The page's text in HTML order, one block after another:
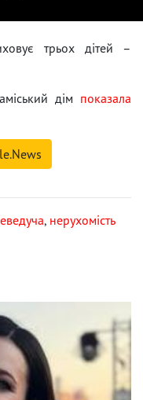
трьох дітей –
дім показала
, нерухомість